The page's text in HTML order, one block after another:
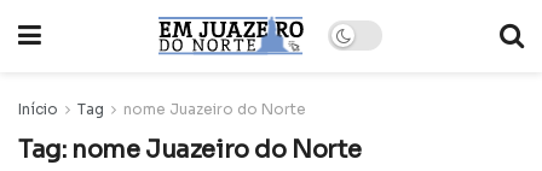
Início Tag nome Juazeiro do Norte
Tag: nome Juazeiro do Norte